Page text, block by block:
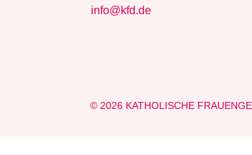
info@kfd.de
© 2026 KATHOLISCHE